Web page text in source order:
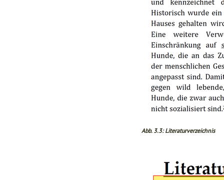
Abb. 3.3: Literaturverzeichnis